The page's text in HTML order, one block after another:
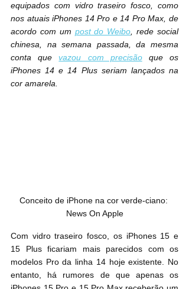
equipados com vidro traseiro fosco, como
nos atuais iPhones 14 Pro e 14 Pro Max, de
acordo com um post do Weibo , rede social
chinesa, na semana passada, da mesma
conta que vazou com precisão que os
iPhones 14 e 14 Plus seriam lançados na
cor amarela.
Conceito de iPhone na cor verde-ciano:
News On Apple
Com vidro traseiro fosco, os iPhones 15 e
15 Plus ficariam mais parecidos com os
modelos Pro da linha 14 hoje existente. No
entanto, há rumores de que apenas os